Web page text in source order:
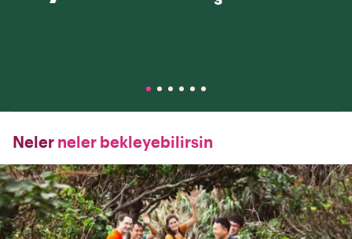
Neler neler bekleyebilirsin